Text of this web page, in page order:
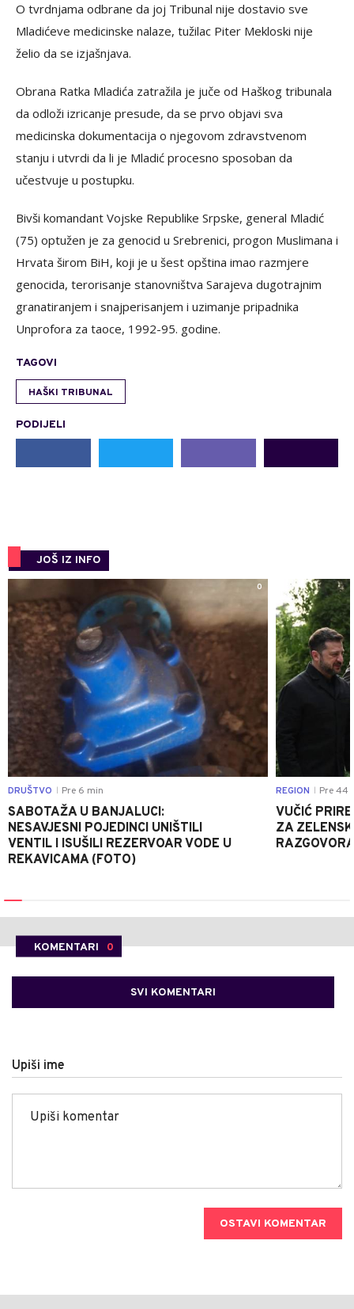
O tvrdnjama odbrane da joj Tribunal nije dostavio sve
Mladićeve medicinske nalaze, tužilac Piter Mekloski nije
želio da se izjašnjava.
Obrana Ratka Mladića zatražila je juče od Haškog tribunala
da odloži izricanje presude, da se prvo objavi sva
medicinska dokumentacija o njegovom zdravstvenom
stanju i utvrdi da li je Mladić procesno sposoban da
učestvuje u postupku.
Bivši komandant Vojske Republike Srpske, general Mladić
(75) optužen je za genocid u Srebrenici, progon Muslimana i
Hrvata širom BiH, koji je u šest opština imao razmjere
genocida, terorisanje stanovništva Sarajeva dugotrajnim
granatiranjem i snajperisanjem i uzimanje pripadnika
Unprofora za taoce, 1992-95. godine.
TAGOVI
HAŠKI TRIBUNAL
PODIJELI
JOŠ IZ INFO
0
DRUŠTVO Pre 6 min
SABOTAŽA U BANJALUCI:
NESAVJESNI POJEDINCI UNIŠTILI
VENTIL I ISUŠILI REZERVOAR VODE U
REKAVICAMA (FOTO)
REGION Pre 44
VUČIĆ
ZA
KOMENTARI 0
SVI KOMENTARI
Upiši ime
OSTAVI KOMENTAR